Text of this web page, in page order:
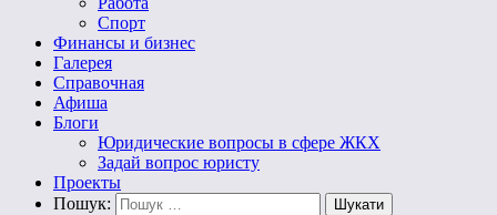
Спорт
Финансы и бизнес
Галерея
Справочная
Афиша
Блоги
Юридические вопросы в сфере ЖКХ
Задай вопрос юристу
Проекты
Пошук: